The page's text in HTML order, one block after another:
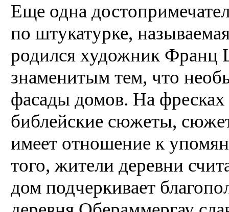
Еще одна
по штукатурке,
родился художник Франц
знаменитым тем, что
фасады домов. На
библейские сюжеты,
имеет отношение к
того, жители деревни
дом подчеркивает